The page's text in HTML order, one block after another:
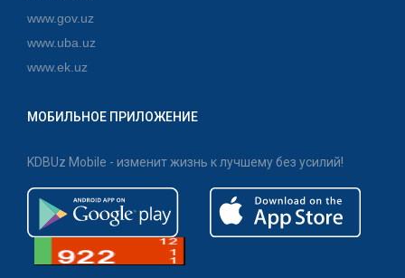
www.gov.uz
www.uba.uz
www.ek.uz
МОБИЛЬНОЕ ПРИЛОЖЕНИЕ
KDBUz Mobile - изменит жизнь к лучшему без усилий!